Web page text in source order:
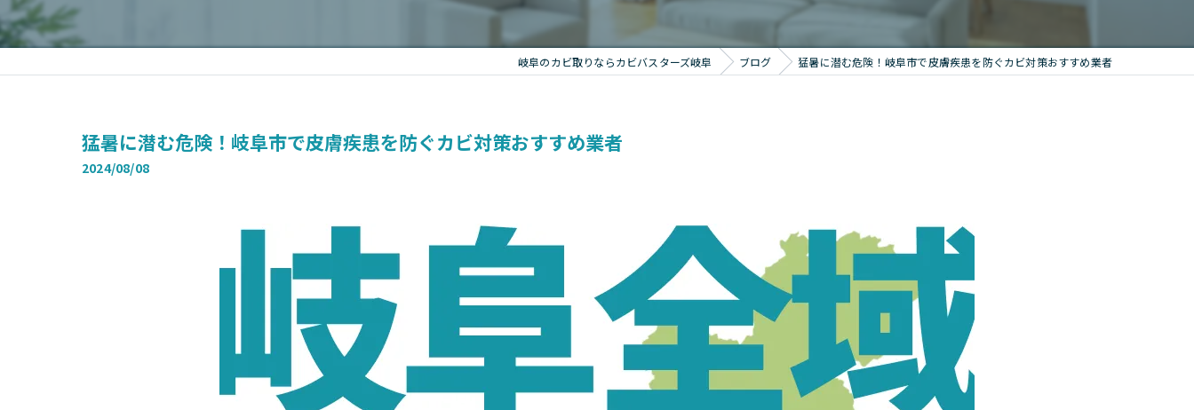
岐阜のカビ取りならカビバスターズ岐阜 ブログ 猛暑に潜む危険！岐阜市で皮膚疾患を防ぐカビ対策おすすめ業者
猛暑に潜む危険！岐阜市で皮膚疾患を防ぐカビ対策おすすめ業者
2024/08/08